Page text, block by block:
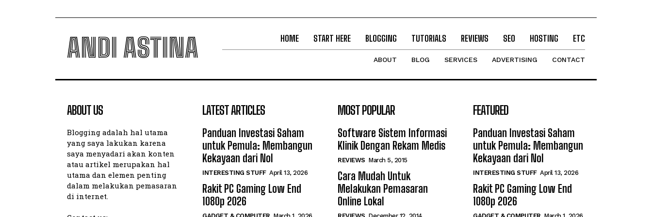
ANDI ASTINA HOME START HERE BLOGGING TUTORIALS REVIEWS SEO HOSTING ETC
ABOUT BLOG SERVICES ADVERTISING CONTACT
ABOUT US
Blogging adalah hal utama
yang saya lakukan karena
saya menyadari akan konten
atau artikel merupakan hal
utama dan elemen penting
dalam melakukan pemasaran
di internet.
LATEST ARTICLES
Panduan Investasi Saham
untuk Pemula: Membangun
Kekayaan dari Nol
INTERESTING STUFF April 13, 2026
Rakit PC Gaming Low End
1080p 2026
MOST POPULAR
Software Sistem Informasi
Klinik Dengan Rekam Medis
REVIEWS March 5, 2015
Cara Mudah Untuk
Melakukan Pemasaran
Online Lokal
FEATURED
Panduan Investasi Saham
untuk Pemula: Membangun
Kekayaan dari Nol
INTERESTING STUFF April 13, 2026
Rakit PC Gaming Low End
1080p 2026